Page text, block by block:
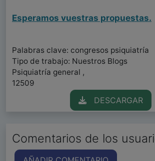
Esperamos vuestras propuestas.
Palabras clave: congresos psiquiatría
Tipo de trabajo: Nuestros Blogs
Psiquiatría general ,
12509
DESCARGAR
Comentarios de los